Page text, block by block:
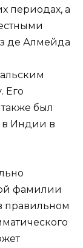
периодах, а
де Алмейда
Его
был
Индии в
фамилии
правильном